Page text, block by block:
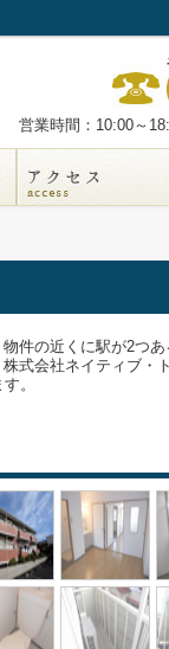
営業時間：10:00～
件の近くに駅が2つ
式会社ネイティブ・
。